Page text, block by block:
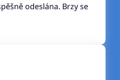
odeslána. Brzy se